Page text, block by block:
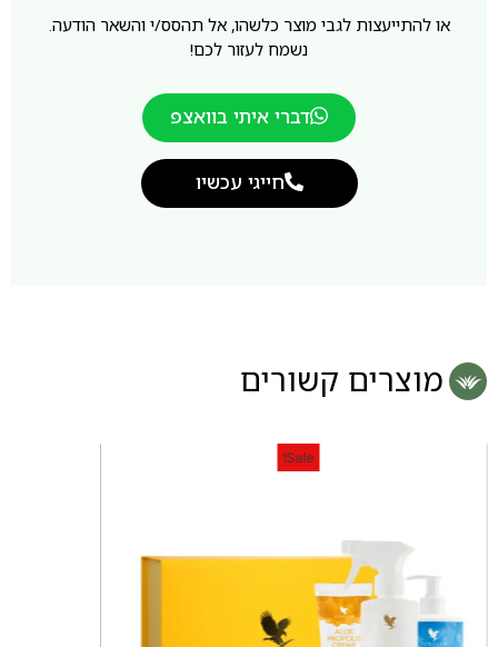
או להתייעצות לגבי מוצר כלשהו, אל תהסס/י והשאר הודעה.
נשמח לעזור לכם!
דברי איתי בוואצפ
חייגי עכשיו
מוצרים קשורים
Sale!